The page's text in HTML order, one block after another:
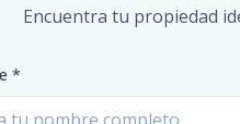
Encuentra tu propiedad
*